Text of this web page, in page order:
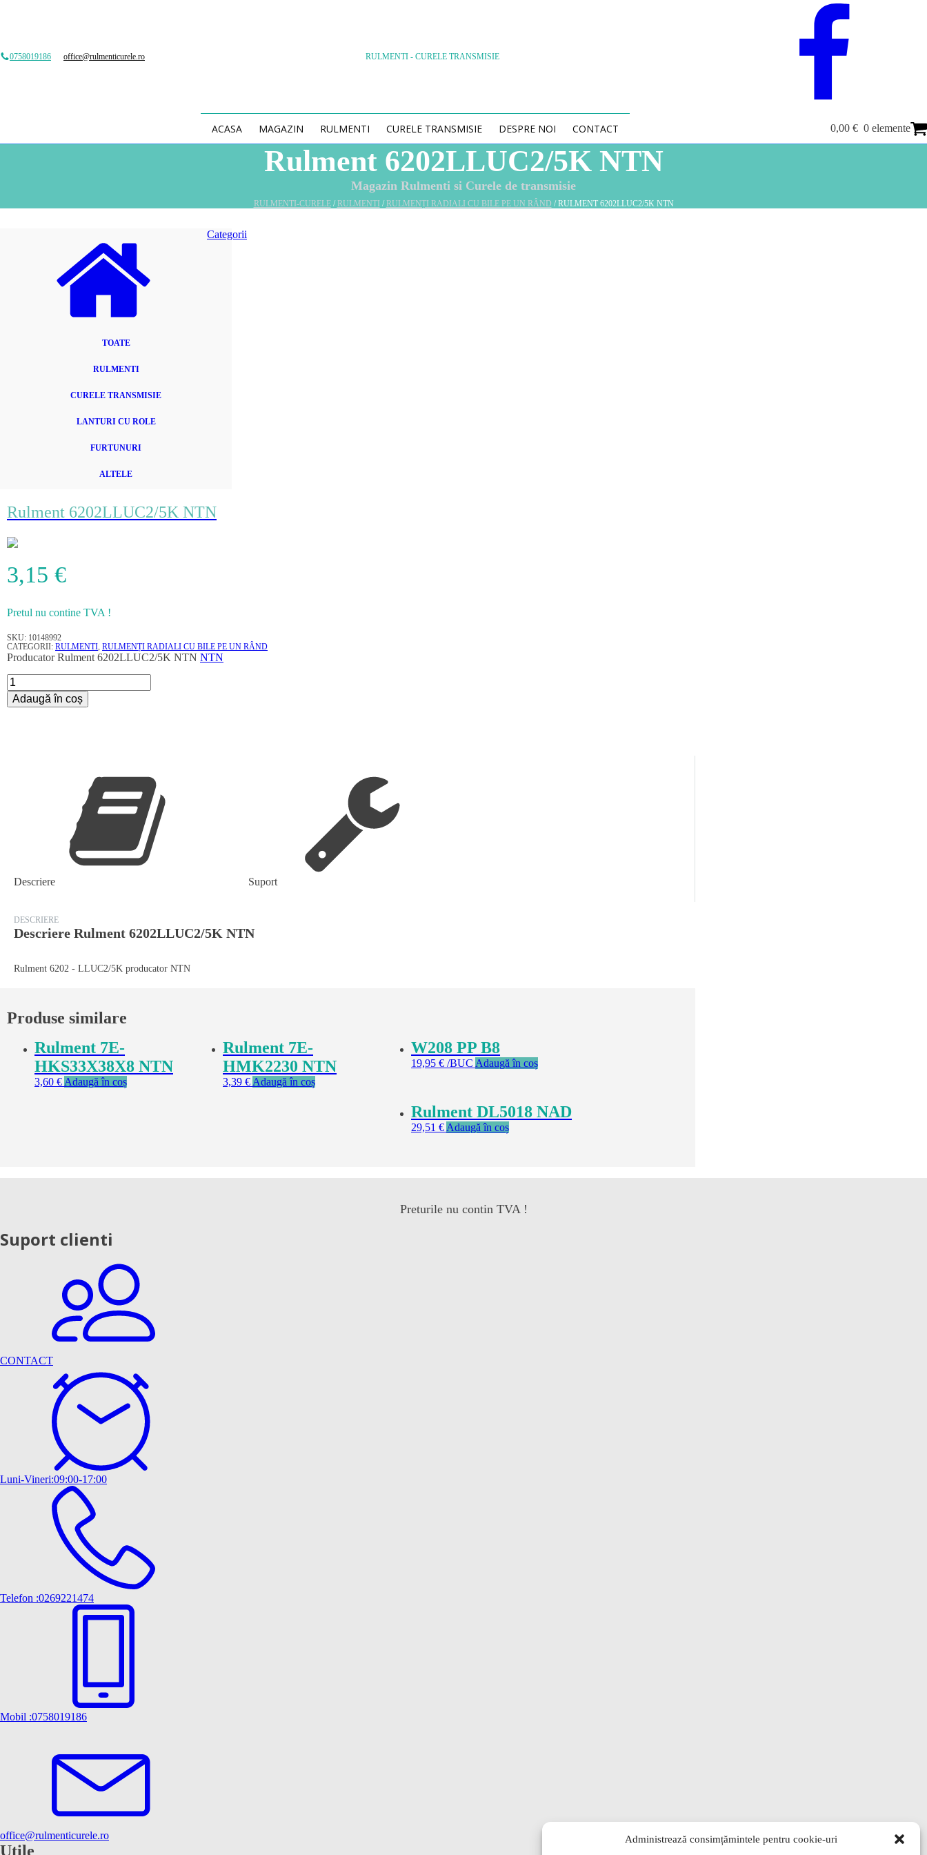
Administrează consimțămintele pentru cookie-uri
0758019186 office@rulmenticurele.ro RULMENTI - CURELE TRANSMISIE
ACASA MAGAZIN RULMENTI CURELE TRANSMISIE DESPRE NOI CONTACT 0,00 € 0 elemente
Rulment 6202LLUC2/5K NTN
Magazin Rulmenti si Curele de transmisie
RULMENTI-CURELE/RULMENTI/RULMENȚI RADIALI CU BILE PE UN RÂND / RULMENT 6202LLUC2/5K NTN
Categorii
TOATE
RULMENTI
CURELE TRANSMISIE
LANTURI CU ROLE
FURTUNURI
ALTELE
Rulment 6202LLUC2/5K NTN
3,15 €
Pretul nu contine TVA !
SKU: 10148992
CATEGORII: RULMENTI, RULMENȚI RADIALI CU BILE PE UN RÂND
ProducatorRulment 6202LLUC2/5K NTN NTN
Cantitate
Rulment
6202LLUC2/5K
Adaugă în coș
Descriere Suport
DESCRIERE
Descriere Rulment 6202LLUC2/5K NTN
Rulment 6202 - LLUC2/5K producator NTN
Produse similare
Rulment 7E-
HKS33X38X8 NTN
3,60 € Adaugă în coș
Rulment 7E-
HMK2230 NTN
3,39€ Adaugă în coș
W208 PP B8
19,95€ /BUC Adaugă în coș
Rulment DL5018 NAD
29,51€ Adaugă în coș
Preturile nu contin TVA !
Suport clienti
CONTACT
Luni-Vineri:09:00-17:00
Telefon :0269221474
Mobil :0758019186
office@rulmenticurele.ro
Utile